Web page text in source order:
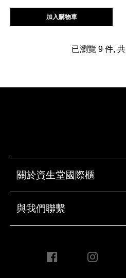
加入購物車
已瀏覽 9 件, 共
關於資生堂國際櫃
與我們聯繫